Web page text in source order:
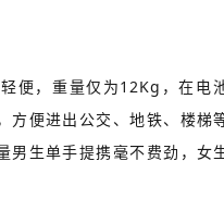
便，重量仅为12Kg，在电
方便进出公交、地铁、楼梯
男生单手提携毫不费劲，女